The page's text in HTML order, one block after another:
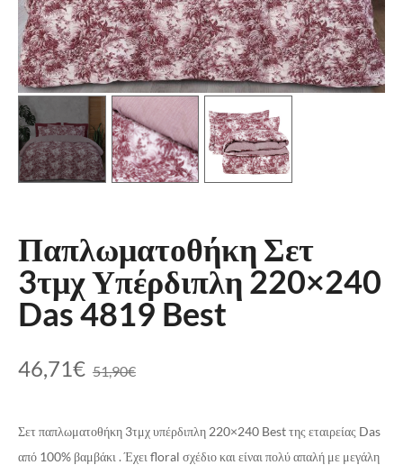
Παπλωματοθήκη Σετ
3τμχ Υπέρδιπλη 220×240
Das 4819 Best
51,90€
46,71€
Σετ παπλωματοθήκη 3τμχ υπέρδιπλη 220×240 Best της εταιρείας Das
από 100% βαμβάκι . Έχει floral σχέδιο και είναι πολύ απαλή με μεγάλη